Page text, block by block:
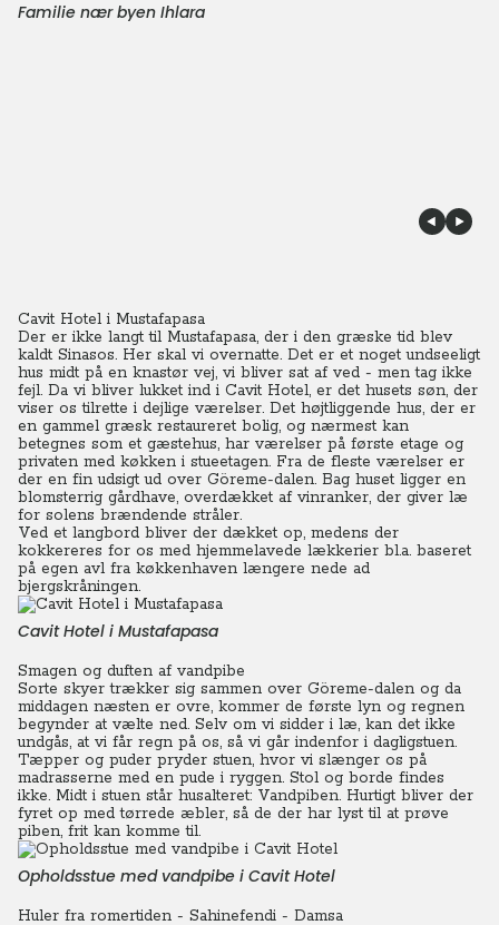
Familie nær byen Ihlara
Cavit Hotel i Mustafapasa
Der er ikke langt til Mustafapasa, der i den græske tid blev
kaldt Sinasos. Her skal vi overnatte. Det er et noget undseeligt
hus midt på en knastør vej, vi bliver sat af ved - men tag ikke
fejl. Da vi bliver lukket ind i Cavit Hotel, er det husets søn, der
viser os tilrette i dejlige værelser. Det højtliggende hus, der er
en gammel græsk restaureret bolig, og nærmest kan
betegnes som et gæstehus, har værelser på første etage og
privaten med køkken i stueetagen. Fra de fleste værelser er
der en fin udsigt ud over Göreme-dalen. Bag huset ligger en
blomsterrig gårdhave, overdækket af vinranker, der giver læ
for solens brændende stråler.
Ved et langbord bliver der dækket op, medens der
kokkereres for os med hjemmelavede lækkerier bl.a. baseret
på egen avl fra køkkenhaven længere nede ad
bjergskråningen.
Cavit Hotel i Mustafapasa
Smagen og duften af vandpibe
Sorte skyer trækker sig sammen over Göreme-dalen og da
middagen næsten er ovre, kommer de første lyn og regnen
begynder at vælte ned. Selv om vi sidder i læ, kan det ikke
undgås, at vi får regn på os, så vi går indenfor i dagligstuen.
Tæpper og puder pryder stuen, hvor vi slænger os på
madrasserne med en pude i ryggen. Stol og borde findes
ikke. Midt i stuen står husalteret: Vandpiben. Hurtigt bliver der
fyret op med tørrede æbler, så de der har lyst til at prøve
piben, frit kan komme til.
Opholdsstue med vandpibe i Cavit Hotel
Huler fra romertiden - Sahinefendi - Damsa